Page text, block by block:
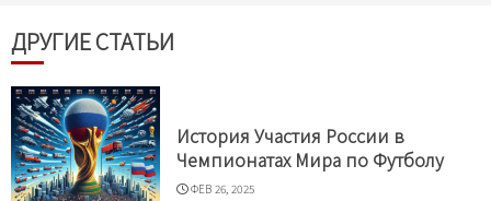
ДРУГИЕ СТАТЬИ
История Участия России в
Чемпионатах Мира по Футболу
ФЕВ 26, 2025